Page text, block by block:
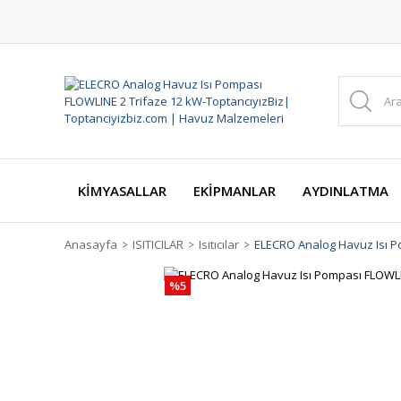
KİMYASALLAR EKİPMANLAR AYDINLATMA
Anasayfa ISITICILAR Isıtıcılar ELECRO Analog Havuz Isı
%5